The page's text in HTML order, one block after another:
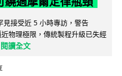
見接受近 5 小時專訪，警告
物理極限，傳統製程升級已失經
閱讀全文